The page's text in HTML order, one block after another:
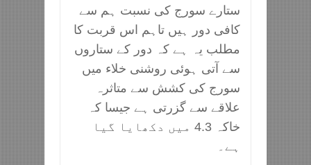
ستارے سورج کی نسبت ہم سے
کافی دور ہیں تاہم اس قربت کا
مطلب یہ ہے کہ دور کے ستاروں
سے آتی ہوئی روشنی خلاء میں
سورج کی کشش سے متاثرہ
علاقے سے گزرتی ہے جیسا کہ
خاکہ 4.3 میں دکھایا گیا
ہے۔